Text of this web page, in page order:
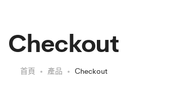
Checkout
首頁 產品 Checkout